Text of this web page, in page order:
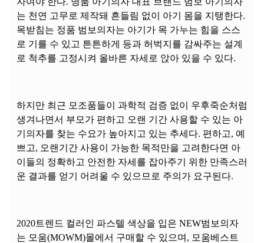
는 천연 고무로 제작돼 흔들림 없이 아기 몸을 지탱한다.
목받침는 정품 범보의자는 아기가 목 가누는 힘을 스스
로 기를 수 있고 튼튼하게 등과 허벅지를 감싸주는 설계
로 척추를 고정시켜 올바른 자세로 앉아 있을 수 있다.
하지만 최근 모조품들이 과학적 검증 없이 우후죽순처럼
생겨나면서 부모가 편하고 오랜 기간 사용할 수 있는 아
기의자를 찾는 수요가 높아지고 있는 추세다. 편하고, 예
쁘고, 오랜기간 사용이 가능한 목적만을 고려한다면 아
이들의 정확하고 안전한 자세를 잡아주기 위한 만족스러
운 결과를 얻기 어려울 수 있으므로 주의가 요구된다.
2020트렌드 컬러인 파스텔 색상을 입은 NEW범보의자
는 모움(MOWM)몰에서 구매할 수 있으며, 모움베스트